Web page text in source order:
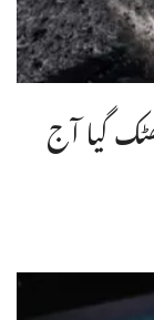
گیا آج